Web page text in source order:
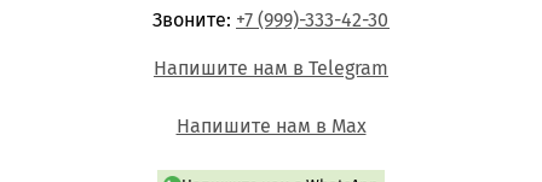
Звоните: +7 (999)-333-42-30
Напишите нам в Telegram
Напишите нам в Max